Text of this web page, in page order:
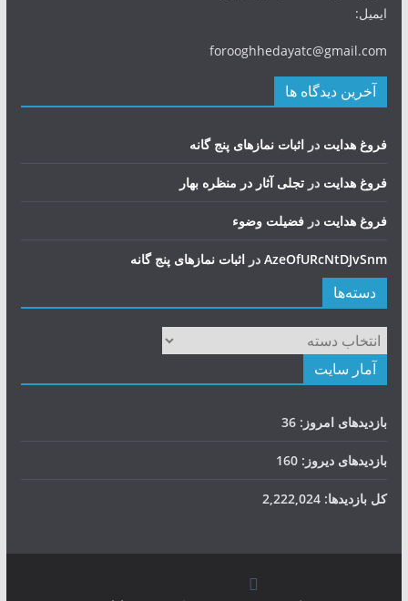
ایمیل:
forooghhedayatc@gmail.com
آخرین دیدگاه ها
فروغ هدایت در اثبات نمازهای پنج گانه
فروغ هدایت در تجلی آثار در منظره بهار
فروغ هدایت در فضيلت وضوء
AzeOfURcNtDJvSnmدر اثبات نمازهای پنج گانه
دسته‌ها
دسته‌ها
آمار سایت
بازدیدهای امروز: 36
بازدیدهای دیروز: 160
کل بازدیدها: 2,222,024